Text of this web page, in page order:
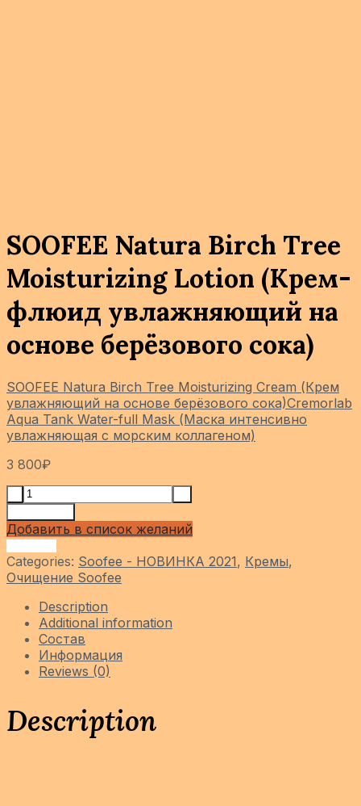
SOOFEE Natura Birch Tree
Moisturizing Lotion (Крем-
флюид увлажняющий на
основе берёзового сока)
SOOFEE Natura Birch Tree Moisturizing Cream (Крем
увлажняющий на основе берёзового сока)Cremorlab
Aqua Tank Water-full Mask (Маска интенсивно
увлажняющая с морским коллагеном)
3 800₽
Добавить в список желаний
Categories: Soofee - НОВИНКА 2021, Кремы,
Очищение Soofee
Description
Additional information
Состав
Информация
Reviews (0)
Description